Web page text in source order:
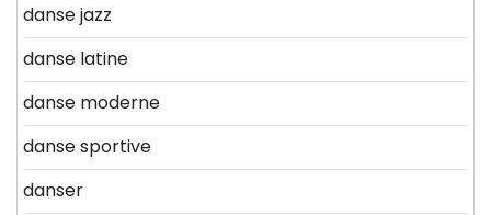
danse jazz
danse latine
danse moderne
danse sportive
danser